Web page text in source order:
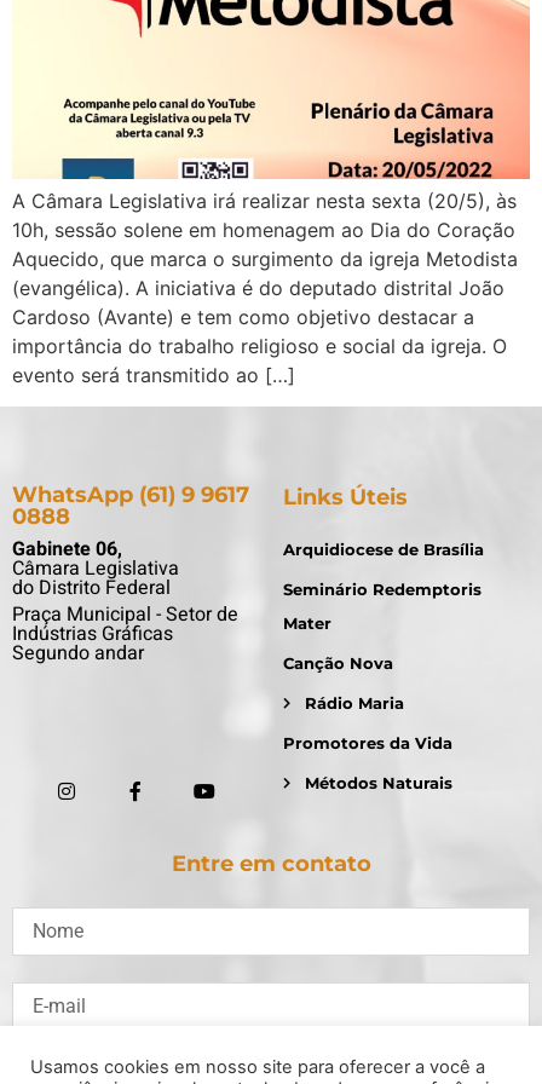
A Câmara Legislativa irá realizar nesta sexta (20/5), às
10h, sessão solene em homenagem ao Dia do Coração
Aquecido, que marca o surgimento da igreja Metodista
(evangélica). A iniciativa é do deputado distrital João
Cardoso (Avante) e tem como objetivo destacar a
importância do trabalho religioso e social da igreja. O
evento será transmitido ao […]
WhatsApp (61) 9 9617
0888
Gabinete 06,
Câmara Legislativa
do Distrito Federal
Praça Municipal - Setor de
Indústrias Gráficas
Segundo andar
Links Úteis
Arquidiocese de Brasília
Seminário Redemptoris
Mater
Canção Nova
Rádio Maria
Promotores da Vida
Métodos Naturais
Entre em contato
Usamos cookies em nosso site para oferecer a você a